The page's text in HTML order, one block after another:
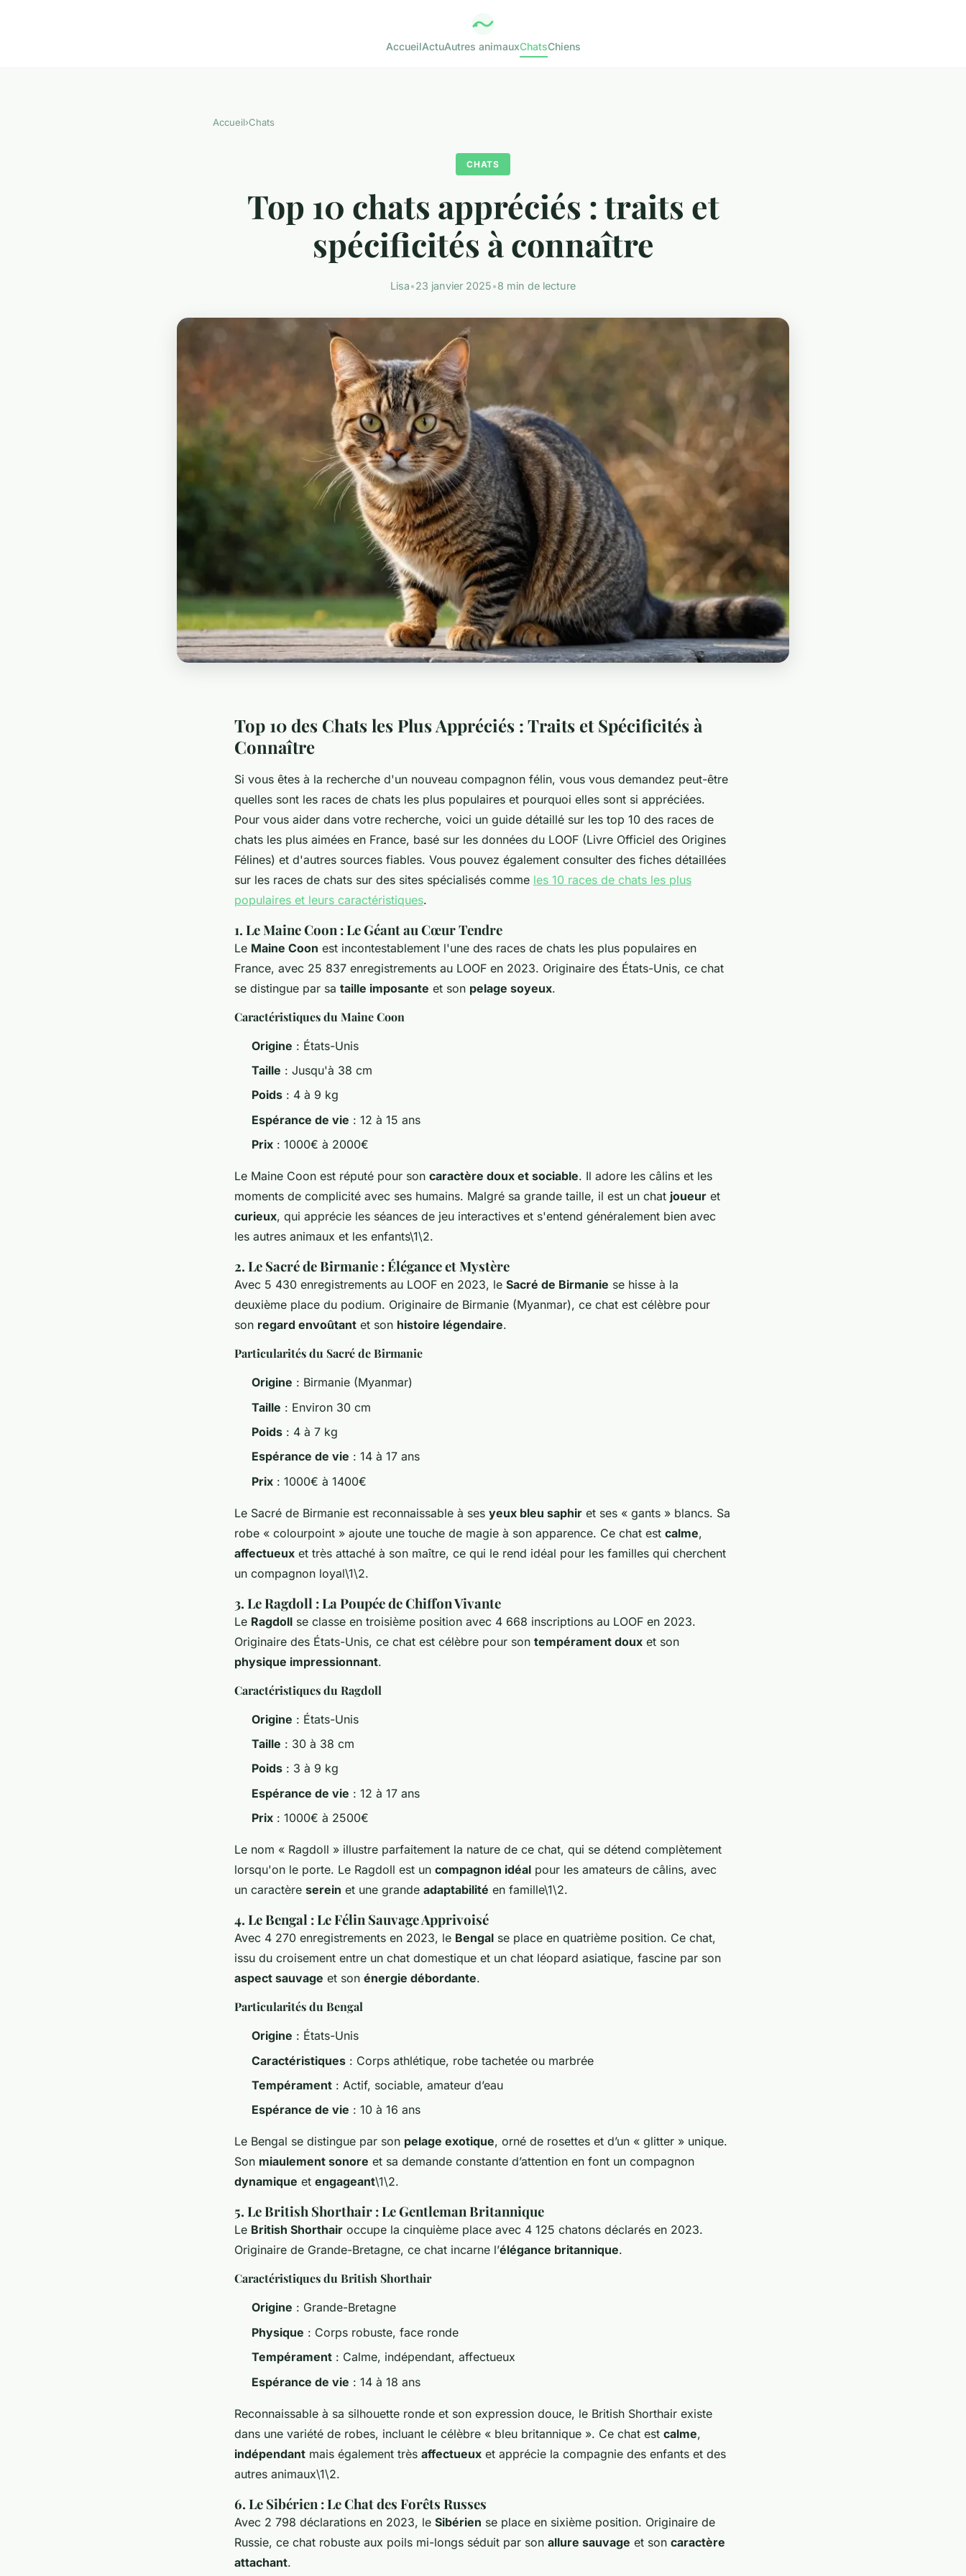
AccueilActuAutres animauxChatsChiens
Accueil›Chats
CHATS
Top 10 chats appréciés : traits et
spécificités à connaître
Lisa•23 janvier 2025•8 min de lecture
Top 10 des Chats les Plus Appréciés : Traits et Spécificités à
Connaître
Si vous êtes à la recherche d'un nouveau compagnon félin, vous vous demandez peut-être
quelles sont les races de chats les plus populaires et pourquoi elles sont si appréciées.
Pour vous aider dans votre recherche, voici un guide détaillé sur les top 10 des races de
chats les plus aimées en France, basé sur les données du LOOF (Livre Officiel des Origines
Félines) et d'autres sources fiables. Vous pouvez également consulter des fiches détaillées
sur les races de chats sur des sites spécialisés comme les 10 races de chats les plus
populaires et leurs caractéristiques.
1. Le Maine Coon : Le Géant au Cœur Tendre
Le Maine Coon est incontestablement l'une des races de chats les plus populaires en
France, avec 25 837 enregistrements au LOOF en 2023. Originaire des États-Unis, ce chat
se distingue par sa taille imposante et son pelage soyeux.
Caractéristiques du Maine Coon
Origine : États-Unis
Taille : Jusqu'à 38 cm
Poids : 4 à 9 kg
Espérance de vie : 12 à 15 ans
Prix : 1000€ à 2000€
Le Maine Coon est réputé pour son caractère doux et sociable. Il adore les câlins et les
moments de complicité avec ses humains. Malgré sa grande taille, il est un chat joueur et
curieux, qui apprécie les séances de jeu interactives et s'entend généralement bien avec
les autres animaux et les enfants\1\2.
2. Le Sacré de Birmanie : Élégance et Mystère
Avec 5 430 enregistrements au LOOF en 2023, le Sacré de Birmanie se hisse à la
deuxième place du podium. Originaire de Birmanie (Myanmar), ce chat est célèbre pour
son regard envoûtant et son histoire légendaire.
Particularités du Sacré de Birmanie
Origine : Birmanie (Myanmar)
Taille : Environ 30 cm
Poids : 4 à 7 kg
Espérance de vie : 14 à 17 ans
Prix : 1000€ à 1400€
Le Sacré de Birmanie est reconnaissable à ses yeux bleu saphir et ses « gants » blancs. Sa
robe « colourpoint » ajoute une touche de magie à son apparence. Ce chat est calme,
affectueux et très attaché à son maître, ce qui le rend idéal pour les familles qui cherchent
un compagnon loyal\1\2.
3. Le Ragdoll : La Poupée de Chiffon Vivante
Le Ragdoll se classe en troisième position avec 4 668 inscriptions au LOOF en 2023.
Originaire des États-Unis, ce chat est célèbre pour son tempérament doux et son
physique impressionnant.
Caractéristiques du Ragdoll
Origine : États-Unis
Taille : 30 à 38 cm
Poids : 3 à 9 kg
Espérance de vie : 12 à 17 ans
Prix : 1000€ à 2500€
Le nom « Ragdoll » illustre parfaitement la nature de ce chat, qui se détend complètement
lorsqu'on le porte. Le Ragdoll est un compagnon idéal pour les amateurs de câlins, avec
un caractère serein et une grande adaptabilité en famille\1\2.
4. Le Bengal : Le Félin Sauvage Apprivoisé
Avec 4 270 enregistrements en 2023, le Bengal se place en quatrième position. Ce chat,
issu du croisement entre un chat domestique et un chat léopard asiatique, fascine par son
aspect sauvage et son énergie débordante.
Particularités du Bengal
Origine : États-Unis
Caractéristiques : Corps athlétique, robe tachetée ou marbrée
Tempérament : Actif, sociable, amateur d’eau
Espérance de vie : 10 à 16 ans
Le Bengal se distingue par son pelage exotique, orné de rosettes et d’un « glitter » unique.
Son miaulement sonore et sa demande constante d’attention en font un compagnon
dynamique et engageant\1\2.
5. Le British Shorthair : Le Gentleman Britannique
Le British Shorthair occupe la cinquième place avec 4 125 chatons déclarés en 2023.
Originaire de Grande-Bretagne, ce chat incarne l’élégance britannique.
Caractéristiques du British Shorthair
Origine : Grande-Bretagne
Physique : Corps robuste, face ronde
Tempérament : Calme, indépendant, affectueux
Espérance de vie : 14 à 18 ans
Reconnaissable à sa silhouette ronde et son expression douce, le British Shorthair existe
dans une variété de robes, incluant le célèbre « bleu britannique ». Ce chat est calme,
indépendant mais également très affectueux et apprécie la compagnie des enfants et des
autres animaux\1\2.
6. Le Sibérien : Le Chat des Forêts Russes
Avec 2 798 déclarations en 2023, le Sibérien se place en sixième position. Originaire de
Russie, ce chat robuste aux poils mi-longs séduit par son allure sauvage et son caractère
attachant.